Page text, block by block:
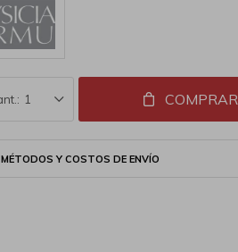
1 COMPRAR
MÉTODOS Y COSTOS DE ENVÍO